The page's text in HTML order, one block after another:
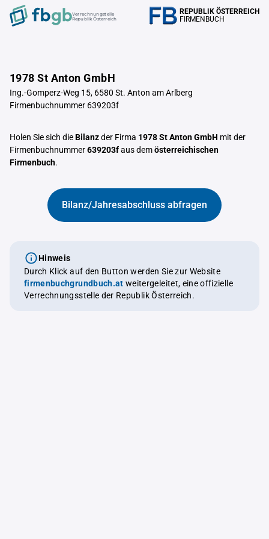
Verrechnungstelle
Republik Österreich
REPUBLIK ÖSTERREICH
FIRMENBUCH
1978 St Anton GmbH
Ing.-Gomperz-Weg 15, 6580 St. Anton am Arlberg
Firmenbuchnummer 639203f
Holen Sie sich dieBilanzder Firma 1978 St Anton GmbH mit der
Firmenbuchnummer639203faus demösterreichischen
Firmenbuch.
Bilanz/Jahresabschluss abfragen
Hinweis
Durch Klick auf den Button werden Sie zur Website
firmenbuchgrundbuch.at weitergeleitet, eine offizielle
Verrechnungsstelle der Republik Österreich.